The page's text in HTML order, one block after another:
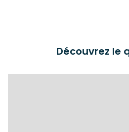
accès handicapéDécouvrez le